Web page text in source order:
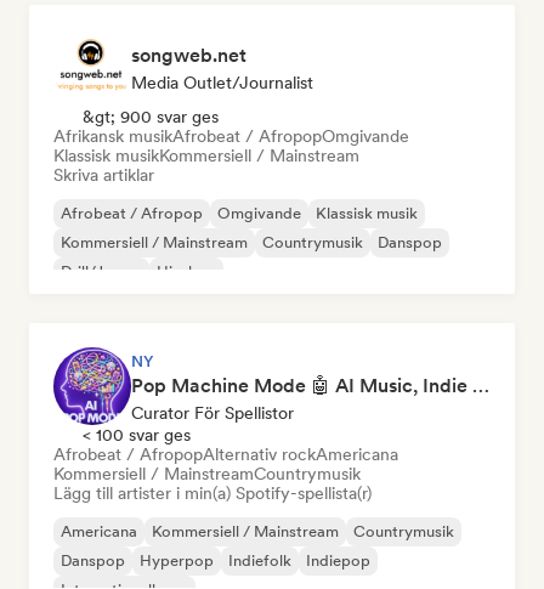
songweb.net
Media Outlet/Journalist
&gt; 900 svar ges
Afrikansk musikAfrobeat / AfropopOmgivande
Klassisk musikKommersiell / Mainstream
Skriva artiklar
Afrobeat / Afropop Omgivande
Klassisk musik
Kommersiell / Mainstream
Countrymusik
Danspop
Drill/Jersey
Hip-hop
NY
Pop Machine Mode 🤖 AI Music, Indie Pop & Dream Pop
Curator För Spellistor
< 100 svar ges
Afrobeat / AfropopAlternativ rockAmericana
Kommersiell / MainstreamCountrymusik
Lägg till artister i min(a) Spotify-spellista(r)
Americana Kommersiell / Mainstream
Countrymusik
Danspop
Hyperpop Indiefolk
Indiepop